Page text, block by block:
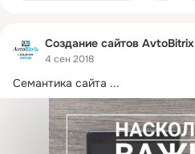
Создание сайтов AvtoBitrix
4 сен 2018
Семантика сайта ...